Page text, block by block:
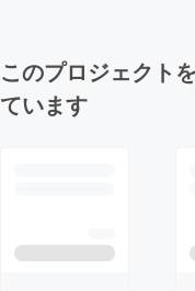
このプロジェクト
ています